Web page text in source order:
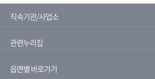
직속기관/사업소
관련누리집
읍면별 바로가기